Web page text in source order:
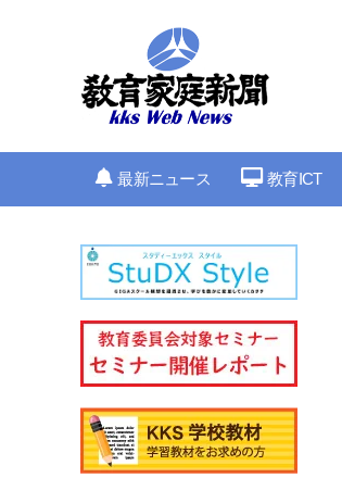
最新ニュース 教育ICT